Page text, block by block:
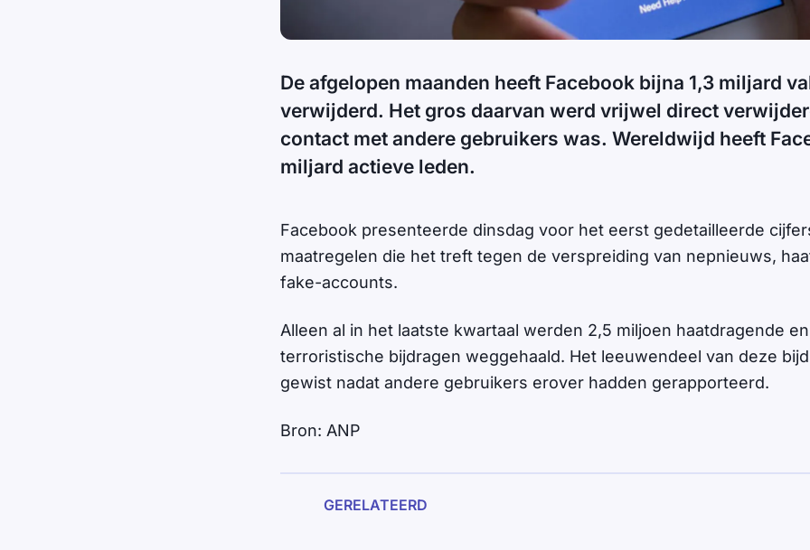
De afgelopen maanden heeft Facebook bijna 1,3 miljard
verwijderd. Het gros daarvan werd vrijwel direct
contact met andere gebruikers was. Wereldwijd heeft
miljard actieve leden.
Facebook presenteerde dinsdag voor het eerst gedetailleerde
maatregelen die het treft tegen de verspreiding van nepnieuws,
fake-accounts.
Alleen al in het laatste kwartaal werden 2,5 miljoen haatdragende
terroristische bijdragen weggehaald. Het leeuwendeel van deze
gewist nadat andere gebruikers erover hadden gerapporteerd.
Bron: ANP
GERELATEERD